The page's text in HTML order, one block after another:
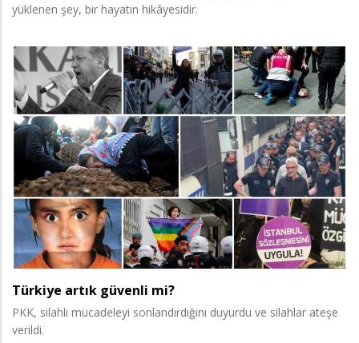
yüklenen şey, bir hayatın hikâyesidir.
Türkiye artık güvenli mi?
PKK, silahlı mücadeleyi sonlandırdığını duyurdu ve silahlar ateşe
verildi.